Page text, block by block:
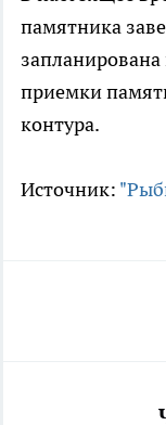
памятника
приемки
контура.
Источник: